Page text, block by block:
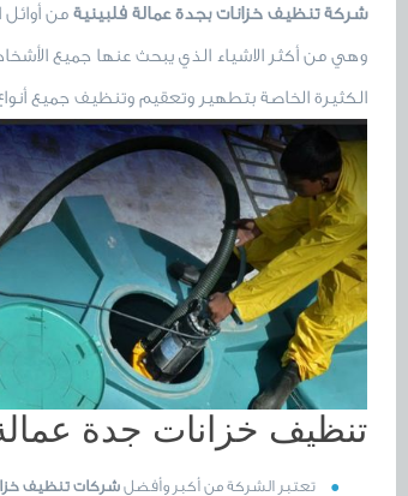
شركة تنظيف خزانات بجدة عمالة فلبينية من أوائل
وهي من أكثر الاشياء الذي يبحث عنها جميع
الكثيرة الخاصة بتطهير وتعقيم وتنظيف جميع أنواع
تنظيف خزانات جدة عمالة
تعتبر الشركة من أكبر وأفضلشركات تنظيف